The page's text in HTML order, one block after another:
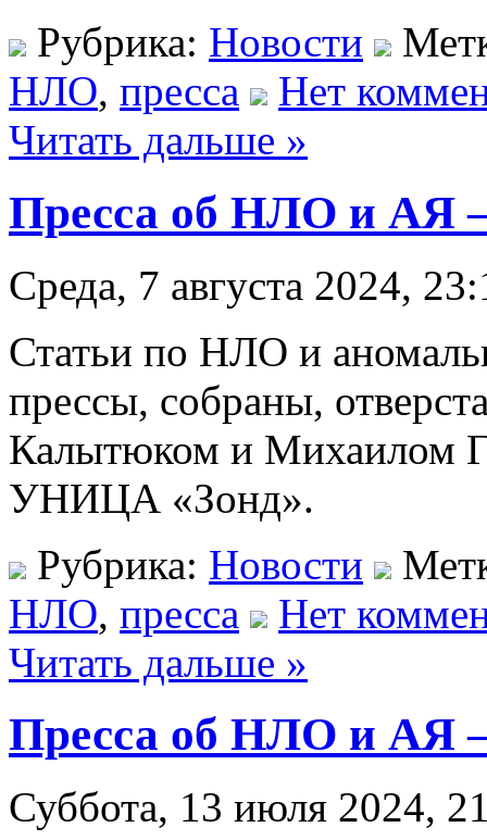
Рубрика: Новости
НЛО, пресса
Нет
Читать дальше »
Пресса об НЛО и АЯ
Среда, 7 августа 2024,
Статьи по НЛО и
прессы, собраны,
Калытюком и Михаилом
УНИЦА «Зонд».
Рубрика: Новости
НЛО, пресса
Нет
Читать дальше »
Пресса об НЛО и АЯ
Суббота, 13 июля 2024,